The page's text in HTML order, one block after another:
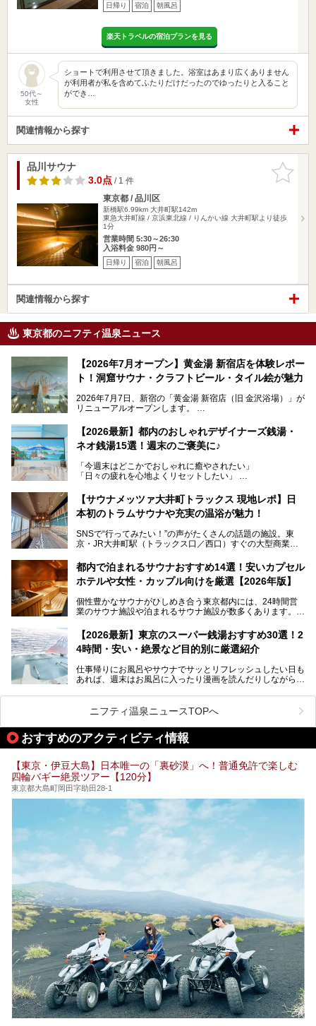
日帰り 宿泊 朝風呂
楽天トラベルの宿泊プランを見る
50代～
女性
ショートで利用させて頂きました。浴室はあまり広くありません
が利用者が私を含めてふたりだけだったのでゆったりと入ること
ができ…
関連情報から探す
お気に入
りに追加
品川サウナ
3.0点/ 1 件
東京都 / 品川区
新橋駅6.99km 大井町駅142m
東急大井町線 / 京浜東北線 / りんかい線 大井町駅より徒歩
1分
営業時間 5:30～26:30
入浴料金 980円～
日帰り 宿泊 朝風呂
関連情報から探す
東京都のニフティ温泉ニュース
【2026年7月オープン】黄金湯 新宿店を体験レポー
ト！洞窟サウナ・クラフトビール・タイル絵が魅力
2026年7月7日、新宿の「黄金湯 新宿店（旧 金沢浴場）」が
リニューアルオープンします。
レトロでノスタルジックなタイル絵はそのまま、昔からここ
を知る地元の人にも、新しく足を運んでくれる人にも愛され
る、今の時代の"銭湯"として生まれ変わりました。洞窟のよ
ビアバーなど、新しく登場したスポットも併せて紹介しま
す。充実した設備があるのに、基本の入浴料が銭湯価格の5
【2026最新】都内のおしゃれデザイナーズ銭湯・
ネオ銭湯15選！週末のご褒美に♪
「今週末はどこかでおしゃれに癒やされたい」
「日々の疲れを心地よくリセットしたい」
となっている新しいスタイルの銭湯です。
最近、SNSやメディアで「デザイナーズ銭湯」や「ネオ銭
本記事では、そもそもこれらがどんな銭湯なのか、その気に
いおしゃれな名店15選を、おすすめの順番で一挙にご紹介
します。
【サウナメッツァ大井町トラックス 現地レポ】日
本初のトラムサウナや充実の温浴が魅力！
SNSで“行ってみたい！”の声がたくさんの話題の施設。東
京・JR大井町駅（トラックス口／西口）すぐの大型商業施
ツァ大井町トラックス」がニューオープン。施設の様子をレ
ポ―トします。
都内で泊まれるサウナおすすめ14選！安いカプセル
ホテルや女性・カップル向けを厳選【2026年版】
個性豊かなサウナがひしめき合う東京都内には、24時間営
業のサウナ施設や泊まれるサウナ施設が数多くあります。
を旅の目的とする「サ旅」や自分へのご褒美のための宿泊な
ど、自分の好きなタイミングで好きなだけサ活ができるのが
魅力です。
最近では、男性専用施設だけでなく、カップルや女性に嬉し
い個室サウナも増えてきました。
ら、特におすすめしたい施設14選をご紹介します。
してみてください。
【2026最新】東京のスーパー銭湯おすすめ30選！2
4時間・安い・絶景など目的別に厳選紹介
仕事帰りにお風呂やサウナでサッとリフレッシュしたい日も
あれば、週末はお風呂に入ったり漫画を読んだりしながら一
また、終電を逃してしまい、「このまま朝までゆっくりでき
る場所があれば」と探した経験がある人も多いのではないで
しょうか。
そこで本記事では、東京でおすすめのスーパー銭湯を、目的
24時間営業で宿泊できる施設や、1,000円以下で楽しめる安
い施設、デートや休日レジャーにもぴったりなエンタメ要素
が充実した施設など、利用のシーンに合わせて参考にしてく
ださい。
ニフティ温泉ニュースTOPへ
おすすめのアクティビティ情報
【東京・伊豆大島】日本唯一の「裏砂漠」へ！普通免許で楽しむ
四輪バギー絶景ツアー【120分】
東京都大島町岡田字助田28-1